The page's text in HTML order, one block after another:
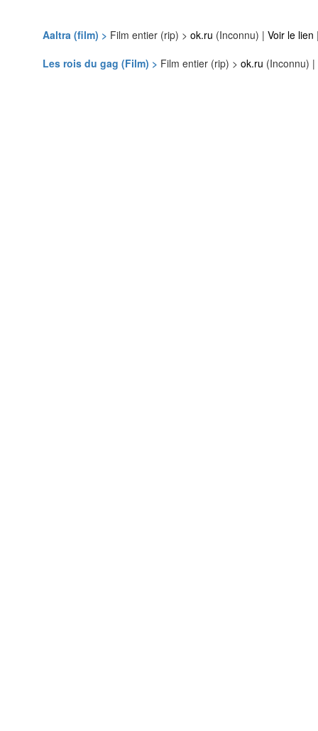
Aaltra (film) > Film entier (rip) > ok.ru (Inconnu) | Voir le lien
Les rois du gag (Film) > Film entier (rip) > ok.ru (Inconnu) |